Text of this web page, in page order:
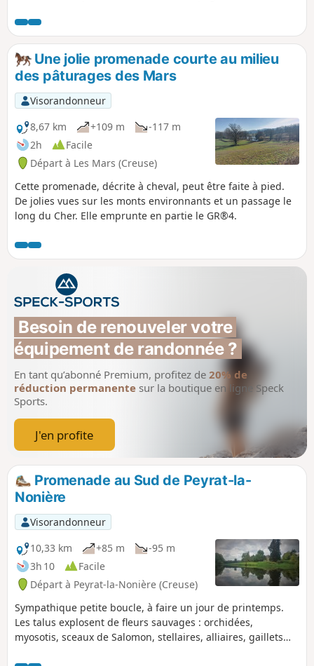
Une jolie promenade courte au milieu
des pâturages des Mars
Visorandonneur
8,67 km
+109 m
-117 m
2h
Facile
Départ à Les Mars (Creuse)
Cette promenade, décrite à cheval, peut être faite à pied.
De jolies vues sur les monts environnants et un passage le
long du Cher. Elle emprunte en partie le GR®4.
Besoin de renouveler votre
équipement de randonnée ?
En tant qu’abonné Premium, profitez de 20% de
réduction permanente sur la boutique en ligne Speck
Sports.
J'en profite
Promenade au Sud de Peyrat-la-
Nonière
Visorandonneur
10,33 km
+85 m
-95 m
3h 10
Facile
Départ à Peyrat-la-Nonière (Creuse)
Sympathique petite boucle, à faire un jour de printemps.
Les talus explosent de fleurs sauvages : orchidées,
myosotis, sceaux de Salomon, stellaires, alliaires, gaillets